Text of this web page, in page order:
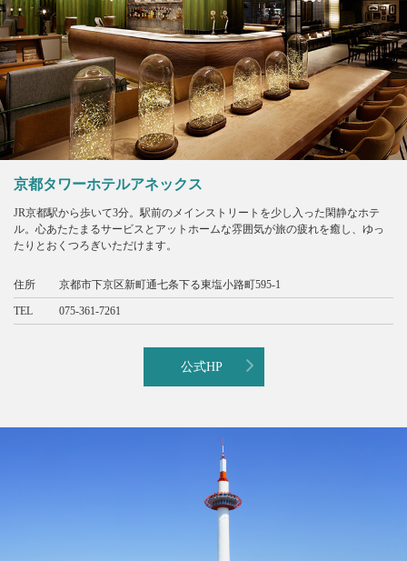
京都タワーホテルアネックス
JR京都駅から歩いて3分。駅前のメインストリートを少し入った閑静なホテ
ル。心あたたまるサービスとアットホームな雰囲気が旅の疲れを癒し、ゆっ
たりとおくつろぎいただけます。
住所 京都市下京区新町通七条下る東塩小路町595-1
TEL 075-361-7261
公式HP